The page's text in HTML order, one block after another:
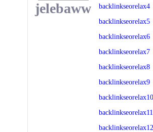
jelebaww
backlinkseorelax4
backlinkseorelax5
backlinkseorelax6
backlinkseorelax7
backlinkseorelax8
backlinkseorelax9
backlinkseorelax10
backlinkseorelax11
backlinkseorelax12